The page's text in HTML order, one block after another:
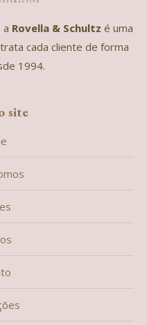
a Rovella & Schultz é uma
cada cliente de forma
1994.
site